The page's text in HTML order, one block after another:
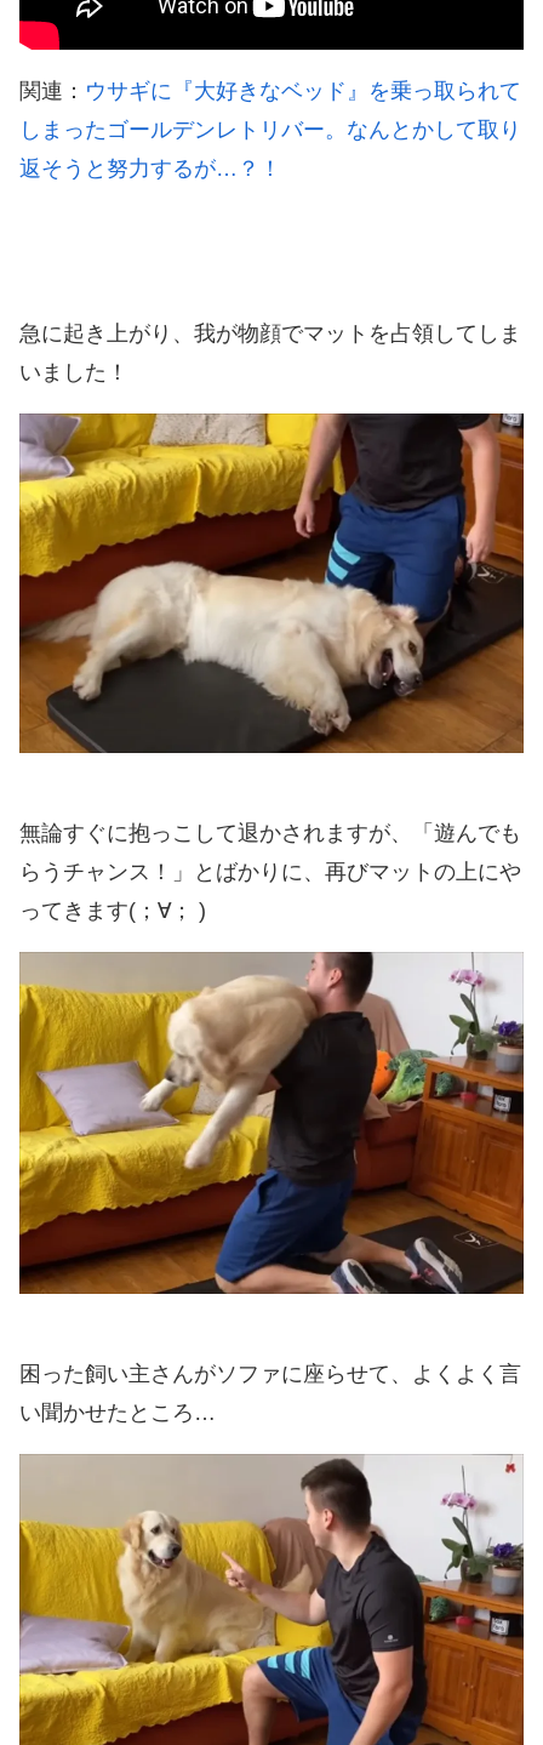
関連： ウサギに『大好きなベッド』を乗っ取られて
しまったゴールデンレトリバー。なんとかして取り
返そうと努力するが…？！
急に起き上がり、我が物顔でマットを占領してしま
いました！
無論すぐに抱っこして退かされますが、「遊んでも
らうチャンス！」とばかりに、再びマットの上にや
ってきます(；∀； )
困った飼い主さんがソファに座らせて、よくよく言
い聞かせたところ…